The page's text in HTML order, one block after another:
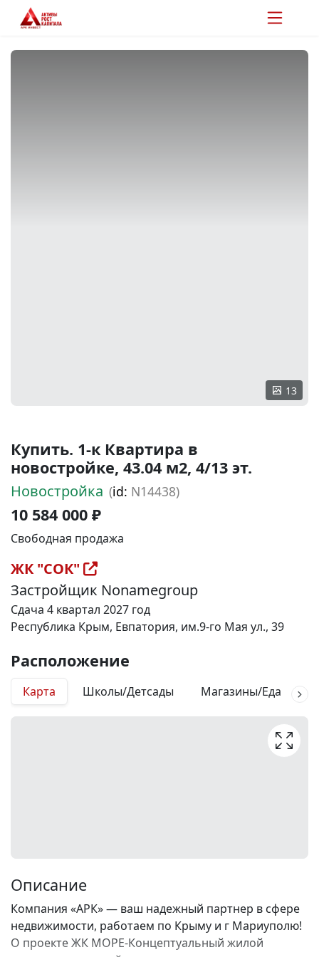
13
Купить. 1-к Квартира в
новостройке, 43.04 м2, 4/13 эт.
Новостройка (id: N14438)
10 584 000 ₽
Свободная продажа
ЖК "СОК"
Застройщик Nonamegroup
Сдача 4 квартал 2027 год
Республика Крым, Евпатория, им.9-го Мая ул., 39
Расположение
Карта Школы/Детсады Магазины/Еда
Описание
Компания «АРК» — ваш надежный партнер в сфере
недвижимости, работаем по Крыму и г Мариуполю!
О проекте ЖК МОРЕ-Концептуальный жилой